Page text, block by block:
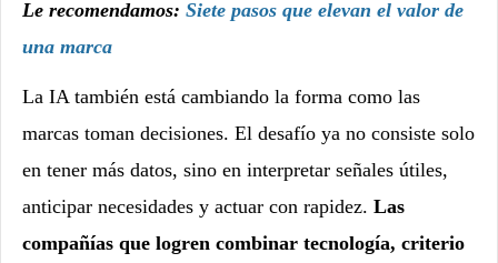
Le recomendamos: Siete pasos que elevan el valor de
una marca
La IA también está cambiando la forma como las
marcas toman decisiones. El desafío ya no consiste solo
en tener más datos, sino en interpretar señales útiles,
anticipar necesidades y actuar con rapidez. Las
compañías que logren combinar tecnología, criterio